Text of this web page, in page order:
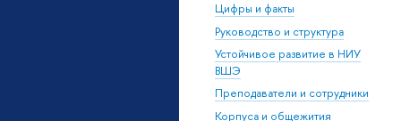
Цифры и факты
Руководство и структура
Устойчивое развитие в НИУ
ВШЭ
Преподаватели и сотрудники
Корпуса и общежития